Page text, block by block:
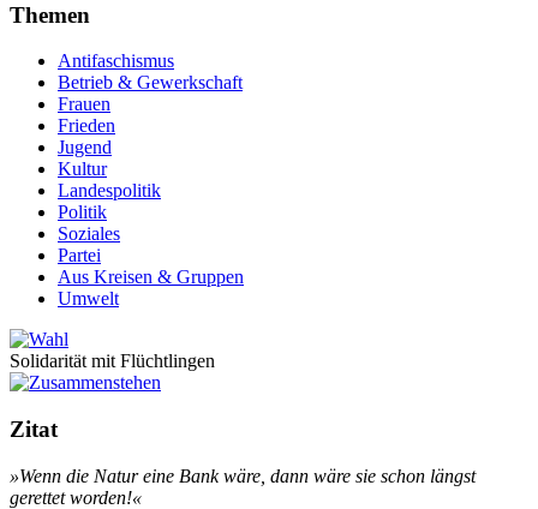
Themen
Antifaschismus
Betrieb & Gewerkschaft
Frauen
Frieden
Jugend
Kultur
Landespolitik
Politik
Soziales
Partei
Aus Kreisen & Gruppen
Umwelt
Solidarität mit Flüchtlingen
Zitat
»Wenn die Natur eine Bank wäre, dann wäre sie schon längst
gerettet worden!«